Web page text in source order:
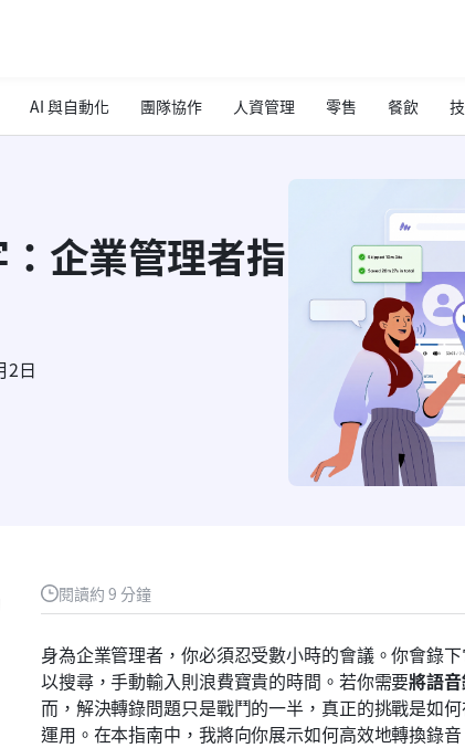
AI 與自動化 團隊協作 人資管理 零售 餐飲
企業管理者指
2日
閱讀約 9 分鐘
身為企業管理者，你必須忍受數小時的會議。你會錄
以搜尋，手動輸入則浪費寶貴的時間。若你需要將語
而，解決轉錄問題只是戰鬥的一半，真正的挑戰是如
運用。在本指南中，我將向你展示如何高效地轉換錄